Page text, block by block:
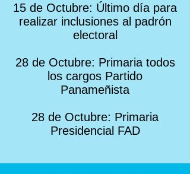
15 de Octubre: Último día para
realizar inclusiones al padrón
electoral
28 de Octubre: Primaria todos
los cargos Partido
Panameñista
28 de Octubre: Primaria
Presidencial FAD